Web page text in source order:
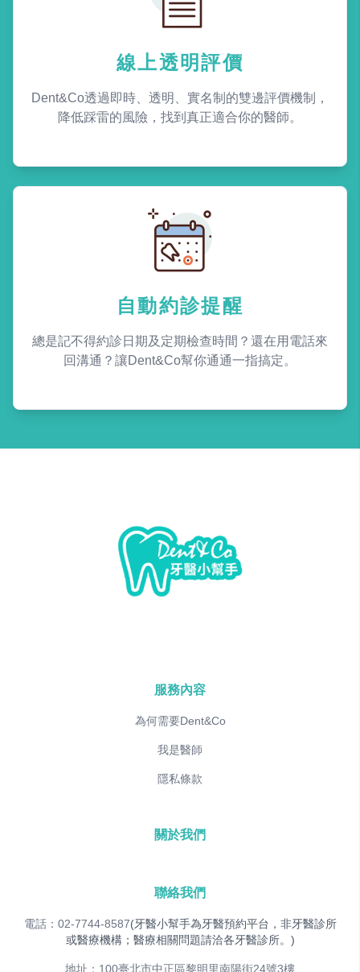
線上透明評價
Dent&Co透過即時、透明、實名制的雙邊評價機制，
降低踩雷的風險，找到真正適合你的醫師。
自動約診提醒
總是記不得約診日期及定期檢查時間？還在用電話來
回溝通？讓Dent&Co幫你通通一指搞定。
服務內容
為何需要Dent&Co
我是醫師
隱私條款
關於我們
聯絡我們
電話：02-7744-8587(牙醫小幫手為牙醫預約平台，非牙醫診所
或醫療機構；醫療相關問題請洽各牙醫診所。)
地址：100臺北市中正區黎明里南陽街24號3樓